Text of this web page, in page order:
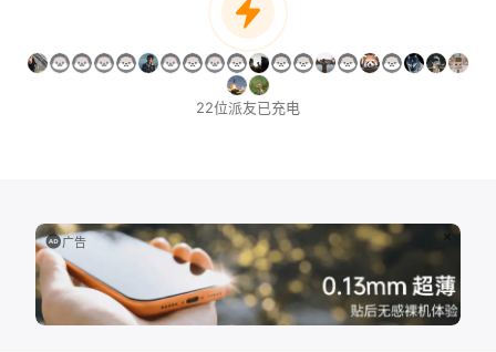
22位派友已充电
广告